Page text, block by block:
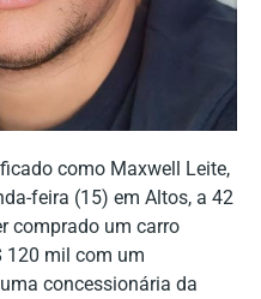
como Maxwell Leite,
feira (15) em Altos, a 42
comprado um carro
120 mil com um
concessionária da